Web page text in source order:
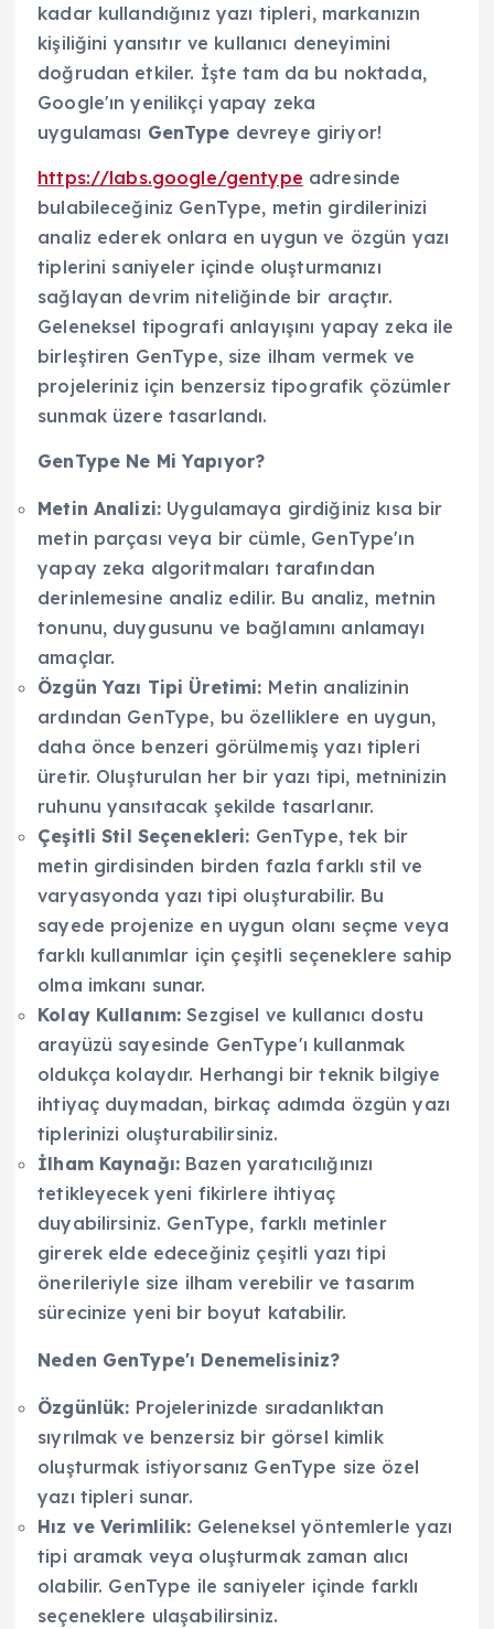
kadar kullandığınız yazı tipleri, markanızın
kişiliğini yansıtır ve kullanıcı deneyimini
doğrudan etkiler. İşte tam da bu noktada,
Google'ın yenilikçi yapay zeka
uygulaması GenType devreye giriyor!
https://labs.google/gentype adresinde
bulabileceğiniz GenType, metin girdilerinizi
analiz ederek onlara en uygun ve özgün yazı
tiplerini saniyeler içinde oluşturmanızı
sağlayan devrim niteliğinde bir araçtır.
Geleneksel tipografi anlayışını yapay zeka ile
birleştiren GenType, size ilham vermek ve
projeleriniz için benzersiz tipografik çözümler
sunmak üzere tasarlandı.
GenType Ne Mi Yapıyor?
Metin Analizi: Uygulamaya girdiğiniz kısa bir
metin parçası veya bir cümle, GenType'ın
yapay zeka algoritmaları tarafından
derinlemesine analiz edilir. Bu analiz, metnin
tonunu, duygusunu ve bağlamını anlamayı
amaçlar.
Özgün Yazı Tipi Üretimi: Metin analizinin
ardından GenType, bu özelliklere en uygun,
daha önce benzeri görülmemiş yazı tipleri
üretir. Oluşturulan her bir yazı tipi, metninizin
ruhunu yansıtacak şekilde tasarlanır.
Çeşitli Stil Seçenekleri: GenType, tek bir
metin girdisinden birden fazla farklı stil ve
varyasyonda yazı tipi oluşturabilir. Bu
sayede projenize en uygun olanı seçme veya
farklı kullanımlar için çeşitli seçeneklere sahip
olma imkanı sunar.
Kolay Kullanım: Sezgisel ve kullanıcı dostu
arayüzü sayesinde GenType'ı kullanmak
oldukça kolaydır. Herhangi bir teknik bilgiye
ihtiyaç duymadan, birkaç adımda özgün yazı
tiplerinizi oluşturabilirsiniz.
İlham Kaynağı: Bazen yaratıcılığınızı
tetikleyecek yeni fikirlere ihtiyaç
duyabilirsiniz. GenType, farklı metinler
girerek elde edeceğiniz çeşitli yazı tipi
önerileriyle size ilham verebilir ve tasarım
sürecinize yeni bir boyut katabilir.
Neden GenType'ı Denemelisiniz?
Özgünlük: Projelerinizde sıradanlıktan
sıyrılmak ve benzersiz bir görsel kimlik
oluşturmak istiyorsanız GenType size özel
yazı tipleri sunar.
Hız ve Verimlilik: Geleneksel yöntemlerle yazı
tipi aramak veya oluşturmak zaman alıcı
olabilir. GenType ile saniyeler içinde farklı
seçeneklere ulaşabilirsiniz.